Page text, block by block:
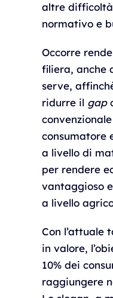
altre
normativo e
Occorre
filiera, anche
serve,
ridurre il gap
consumatore
a livello di
per rendere
vantaggioso
a livello
Con l’attuale
in valore,
10% dei
raggiungere